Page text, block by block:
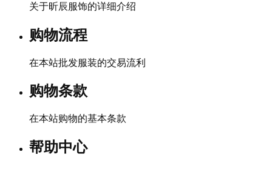
关于昕辰服饰的详细介绍
购物流程
在本站批发服装的交易流利
购物条款
在本站购物的基本条款
帮助中心